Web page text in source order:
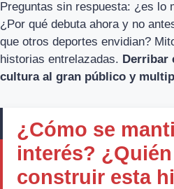
Preguntas sin respuesta: ¿es lo
¿Por qué debuta ahora y no
que otros deportes envidian?
historias entrelazadas. Derribar
cultura al gran público y
¿Cómo se
interés?
construir esta